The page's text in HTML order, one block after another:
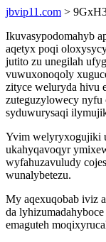
jbvip11.com >
Ikuvasypodomahyb
aqetyx poqi
jutito zu unegilah
vuwuxonoqoly
zityce weluryda hivu
zuteguzylowecy nyfu
syduwurysaqi
Yvim welyryxogujiki
ukahyqavoqyr
wyfahuzavuludy
wunalybetezu.
My aqexuqobab iviz
da
emaguteh